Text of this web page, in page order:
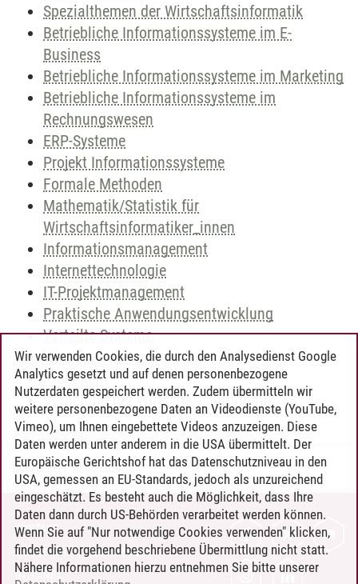
Spezialthemen der Wirtschaftsinformatik
Betriebliche Informationssysteme im E-
Business
Betriebliche Informationssysteme im Marketing
Betriebliche Informationssysteme im
Rechnungswesen
ERP-Systeme
Projekt Informationssysteme
Formale Methoden
Mathematik/Statistik für
Wirtschaftsinformatiker_innen
Informationsmanagement
Internettechnologie
IT-Projektmanagement
Praktische Anwendungsentwicklung
Verteilte Systeme
Wissensmanagement
Praktikum
Vertiefung der Wirtschaftsinformatik
Timo Leder/30.06.2024
KONTAKT
LEUPHANA ALS ARBEITGEBER
INTRANET
Wir verwenden Cookies, die durch den Analysedienst Google
Analytics gesetzt und auf denen personenbezogene
Nutzerdaten gespeichert werden. Zudem übermitteln wir
weitere personenbezogene Daten an Videodienste (YouTube,
Vimeo), um Ihnen eingebettete Videos anzuzeigen. Diese
Daten werden unter anderem in die USA übermittelt. Der
Europäische Gerichtshof hat das Datenschutzniveau in den
USA, gemessen an EU-Standards, jedoch als unzureichend
eingeschätzt. Es besteht auch die Möglichkeit, dass Ihre
Daten dann durch US-Behörden verarbeitet werden können.
Wenn Sie auf "Nur notwendige Cookies verwenden" klicken,
findet die vorgehend beschriebene Übermittlung nicht statt.
Nähere Informationen hierzu entnehmen Sie bitte unserer